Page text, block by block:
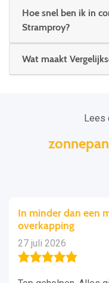
Hoe snel ben ik in
Stramproy?
Wat maakt
Lees
In minder dan een
overkapping
27 juli 2026